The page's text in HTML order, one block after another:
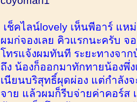
เช็คไลน์lovely เห็นพีอาร์ แห
ผมก่จองเลย คิวแรกนะครับ จ
โทรแจ้งผมทันที ระยะทางจา
ถึง น้องก็ออกมาทักทายน้องพึ่
เนียนบริสุทธิ์ผุดผ่อง แต่กำลัง
จาย แล้วผมก็รีบจ่ายค่าคอร์ส